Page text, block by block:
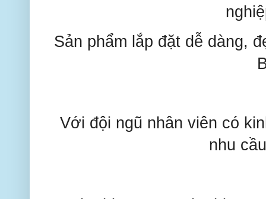
Sản phẩm lắp đặt dễ dàng,
Với đội ngũ nhân viên có
nhu